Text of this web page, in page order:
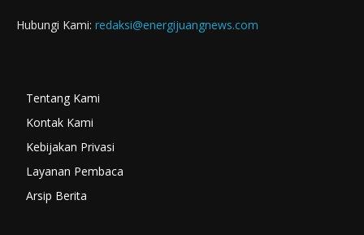
Hubungi Kami: redaksi@energijuangnews.com
Tentang Kami
Kontak Kami
Kebijakan Privasi
Layanan Pembaca
Arsip Berita